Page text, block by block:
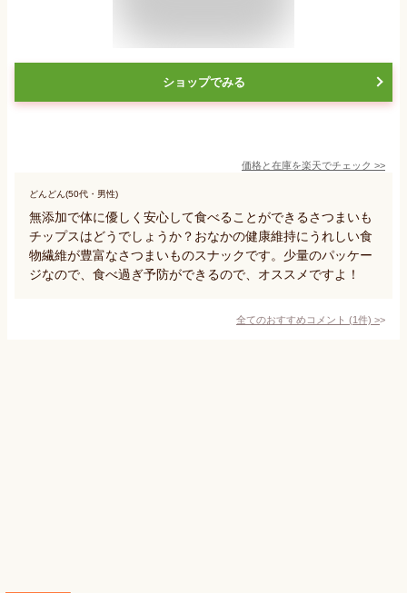
ショップでみる
価格と在庫を楽天でチェック >>
どんどん(50代・男性)
無添加で体に優しく安心して食べることができるさつまいも
チップスはどうでしょうか？おなかの健康維持にうれしい食
物繊維が豊富なさつまいものスナックです。少量のパッケー
ジなので、食べ過ぎ予防ができるので、オススメですよ！
全てのおすすめコメント (1件) >